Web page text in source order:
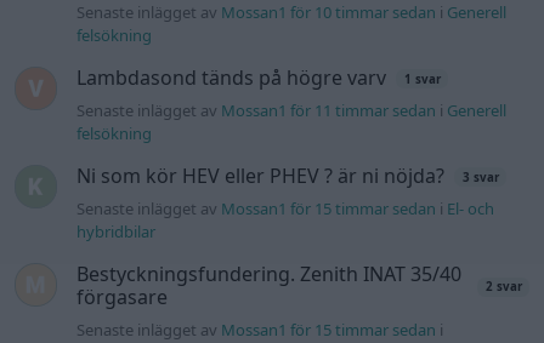
Senaste inlägget av Mossan1 för 10 timmar sedan i Generell
felsökning
Lambdasond tänds på högre varv 1 svar
Senaste inlägget av Mossan1 för 11 timmar sedan i Generell
felsökning
Ni som kör HEV eller PHEV ? är ni nöjda? 3 svar
Senaste inlägget av Mossan1 för 15 timmar sedan i El- och
hybridbilar
Bestyckningsfundering. Zenith INAT 35/40
förgasare
2 svar
Senaste inlägget av Mossan1 för 15 timmar sedan i